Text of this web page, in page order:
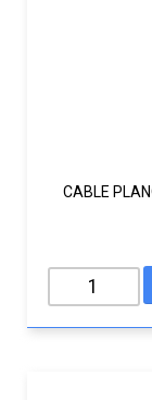
CABLE